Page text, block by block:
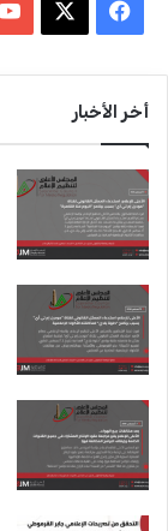
س
و
ك
أخر الأخبار